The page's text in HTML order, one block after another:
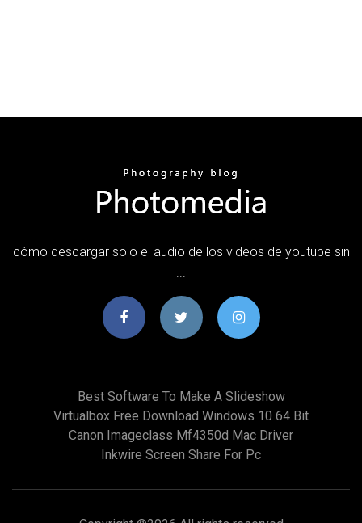
cómo descargar solo el audio de los videos de youtube sin
Best Software To Make A Slideshow
Virtualbox Free Download Windows 10 64 Bit
Canon Imageclass Mf4350d Mac Driver
Inkwire Screen Share For Pc